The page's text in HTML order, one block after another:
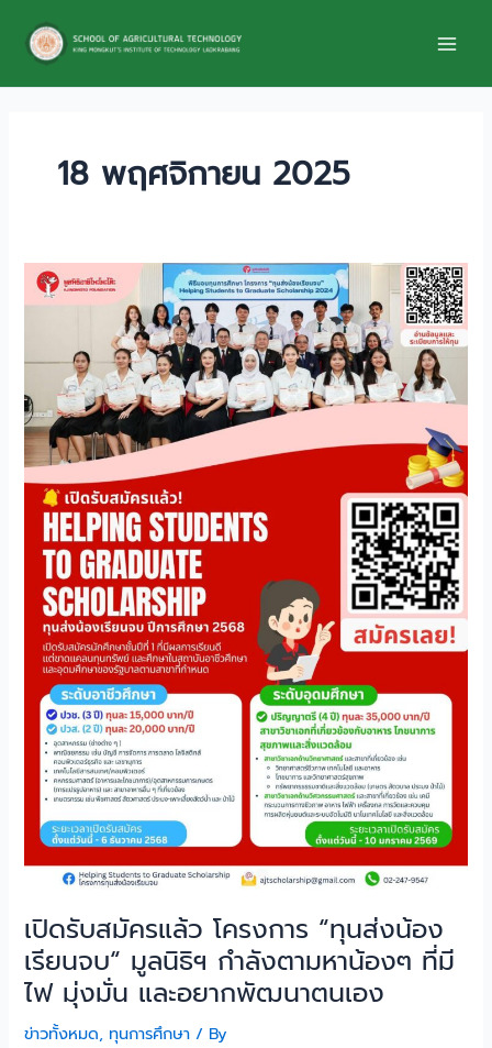
content
18 พฤศจิกายน 2025
เปิดรับสมัครแล้ว โครงการ “ทุนส่งน้อง
เรียนจบ“ มูลนิธิฯ กำลังตามหาน้องๆ ที่มี
ไฟ มุ่งมั่น และอยากพัฒนาตนเอง
ข่าวทั้งหมด, ทุนการศึกษา / By
เปิด
รับ
โครงการ
“ทุน
ส่ง
น้อง
เรียน
จบ“
มูล
กำลัง
ตาม
น้องๆ
มีไฟ
และ
อยาก
พัฒนา
ตนเอง